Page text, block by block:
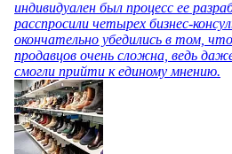
индивидуален был процесс ее
расспросили четырех бизнес-
окончательно убедились в том,
продавцов очень сложна, ведь
смогли прийти к единому мнению.